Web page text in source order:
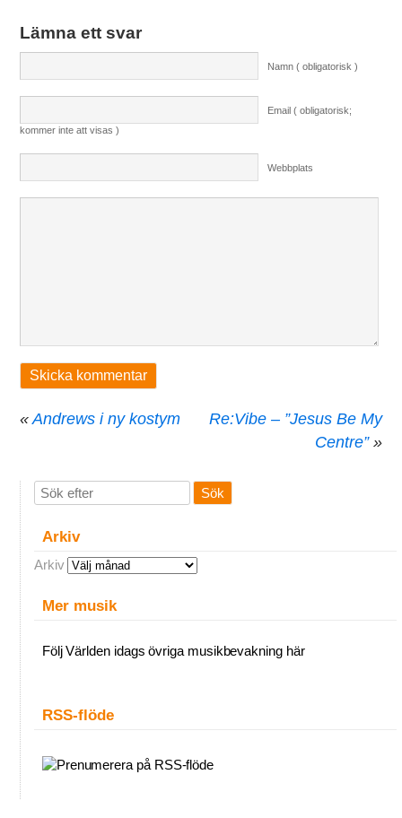
Lämna ett svar
Namn ( obligatorisk )
Email ( obligatorisk;
kommer inte att visas )
Webbplats
«Andrews i ny kostym
Re:Vibe – ”Jesus Be My
Centre”»
Arkiv
Arkiv
Mer musik
Följ Världen idags övriga musikbevakning här
RSS-flöde